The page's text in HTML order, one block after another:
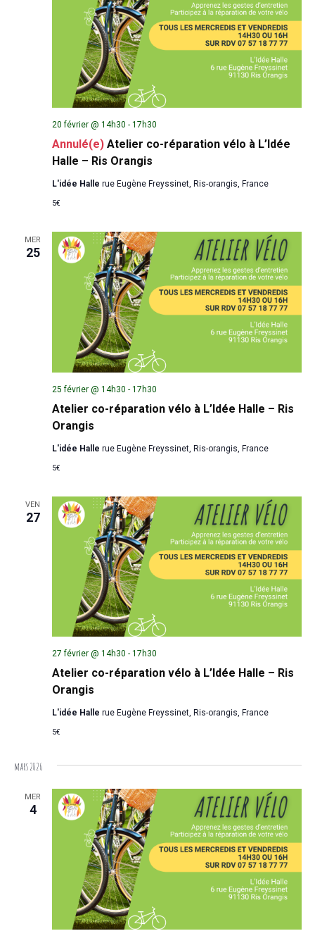
Annulé(e) Atelier co-réparation vélo à L’Idée
Halle – Ris Orangis
20 février @ 14h30 - 17h30
L'idée Halle rue Eugène Freyssinet, Ris-orangis, France
5€
MER
25
Atelier co-réparation vélo à L’Idée Halle – Ris
Orangis
25 février @ 14h30 - 17h30
L'idée Halle rue Eugène Freyssinet, Ris-orangis, France
5€
VEN
27
Atelier co-réparation vélo à L’Idée Halle – Ris
Orangis
27 février @ 14h30 - 17h30
L'idée Halle rue Eugène Freyssinet, Ris-orangis, France
5€
mars 2026
MER
4